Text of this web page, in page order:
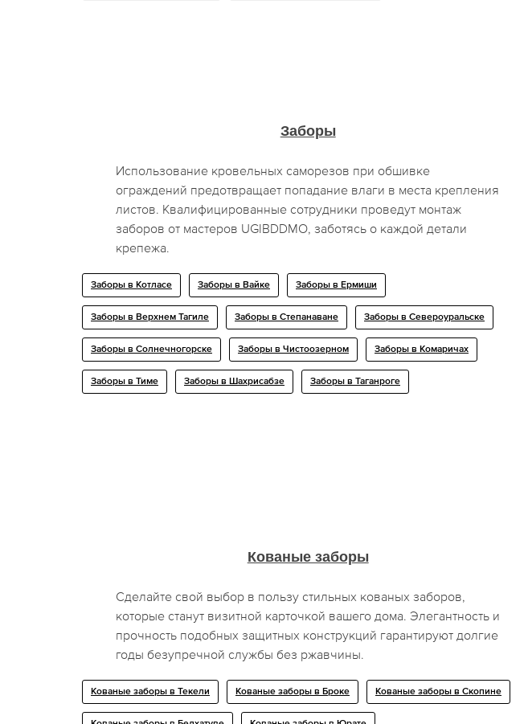
Заборы
Использование кровельных саморезов при обшивке
ограждений предотвращает попадание влаги в места крепления
листов. Квалифицированные сотрудники проведут монтаж
заборов от мастеров UGIBDDMO, заботясь о каждой детали
крепежа.
Заборы в Котласе Заборы в Вайке Заборы в Ермиши
Заборы в Верхнем Тагиле Заборы в Степанаване Заборы в Североуральске
Заборы в Солнечногорске Заборы в Чистоозерном Заборы в Комаричах
Заборы в Тиме Заборы в Шахрисабзе Заборы в Таганроге
Кованые заборы
Сделайте свой выбор в пользу стильных кованых заборов,
которые станут визитной карточкой вашего дома. Элегантность и
прочность подобных защитных конструкций гарантируют долгие
годы безупречной службы без ржавчины.
Кованые заборы в Текели Кованые заборы в Броке Кованые заборы в Скопине